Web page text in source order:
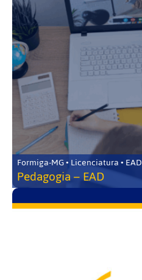
Formiga-MG • Licenciatura • EAD
Pedagogia – EAD